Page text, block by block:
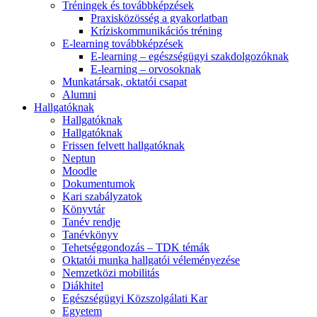
Tréningek és továbbképzések
Praxisközösség a gyakorlatban
Kríziskommunikációs tréning
E-learning továbbképzések
E-learning – egészségügyi szakdolgozóknak
E-learning – orvosoknak
Munkatársak, oktatói csapat
Alumni
Hallgatóknak
Hallgatóknak
Hallgatóknak
Frissen felvett hallgatóknak
Neptun
Moodle
Dokumentumok
Kari szabályzatok
Könyvtár
Tanév rendje
Tanévkönyv
Tehetséggondozás – TDK témák
Oktatói munka hallgatói véleményezése
Nemzetközi mobilitás
Diákhitel
Egészségügyi Közszolgálati Kar
Egyetem